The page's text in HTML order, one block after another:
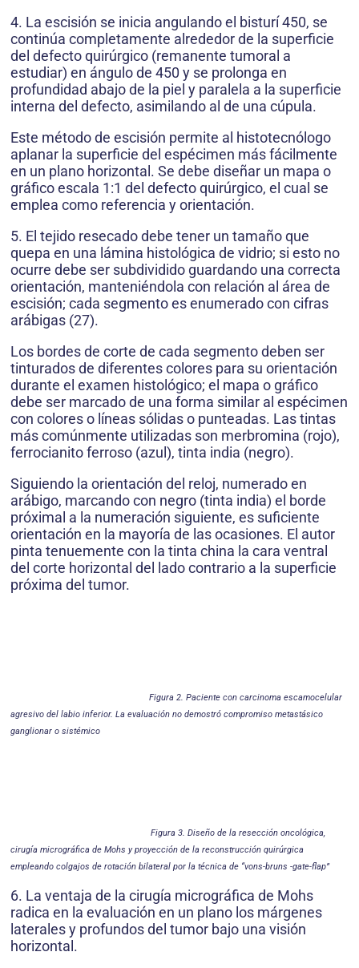
4. La escisión se inicia angulando el bisturí 450, se
continúa completamente alrededor de la superficie
del defecto quirúrgico (remanente tumoral a
estudiar) en ángulo de 450 y se prolonga en
profundidad abajo de la piel y paralela a la superficie
interna del defecto, asimilando al de una cúpula.
Este método de escisión permite al histotecnólogo
aplanar la superficie del espécimen más fácilmente
en un plano horizontal. Se debe diseñar un mapa o
gráfico escala 1:1 del defecto qui­rúrgico, el cual se
emplea como referencia y orientación.
5. El tejido resecado debe tener un tamaño que
quepa en una lámina histológica de vidrio; si esto no
ocurre debe ser subdividido guardando una correcta
orientación, manteniéndola con relación al área de
escisión; cada segmento es enumerado con cifras
arábigas (27).
Los bordes de corte de cada segmento deben ser
tinturados de diferentes colores para su orientación
durante el examen histológico; el mapa o gráfico
debe ser marcado de una forma similar al espécimen
con colores o líneas sólidas o punteadas. Las tintas
más comúnmente utilizadas son merbromina (rojo),
ferrocianito ferroso (azul), tinta india (negro).
Siguiendo la orientación del reloj, numerado en
arábigo, marcando con negro (tinta india) el borde
próximal a la numeración siguiente, es suficiente
orientación en la mayoría de las ocasiones. El autor
pinta tenuemente con la tinta china la cara ventral
del corte horizontal del lado contrario a la superficie
próxima del tumor.
Figura 2. Paciente con carcinoma escamocelular
agresivo del labio inferior. La evaluación no demostró compromiso metastásico
ganglionar o sistémico
Figura 3. Diseño de la resección oncológica,
cirugía micrográfica de Mohs y proyección de la reconstrucción quirúrgica
empleando colgajos de rotación bilateral por la técnica de “vons-bruns -gate-flap”
6. La ventaja de la cirugía micrográfica de Mohs
radica en la evaluación en un plano los márge­nes
laterales y profundos del tumor bajo una visión
horizontal.